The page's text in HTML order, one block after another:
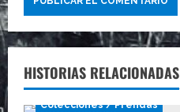
HISTORIAS RELACIONADAS
Colecciones / Prendas